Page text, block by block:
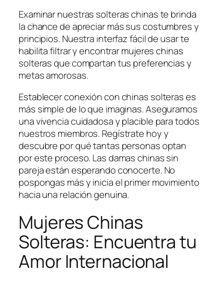
Examinar nuestras solteras chinas te brinda
la chance de apreciar más sus costumbres y
principios. Nuestra interfaz fácil de usar te
habilita filtrar y encontrar mujeres chinas
solteras que compartan tus preferencias y
metas amorosas.
Establecer conexión con chinas solteras es
más simple de lo que imaginas. Aseguramos
una vivencia cuidadosa y placible para todos
nuestros miembros. Regístrate hoy y
descubre por qué tantas personas optan
por este proceso. Las damas chinas sin
pareja están esperando conocerte. No
pospongas más y inicia el primer movimiento
hacia una relación genuina.
Mujeres Chinas
Solteras: Encuentra tu
Amor Internacional